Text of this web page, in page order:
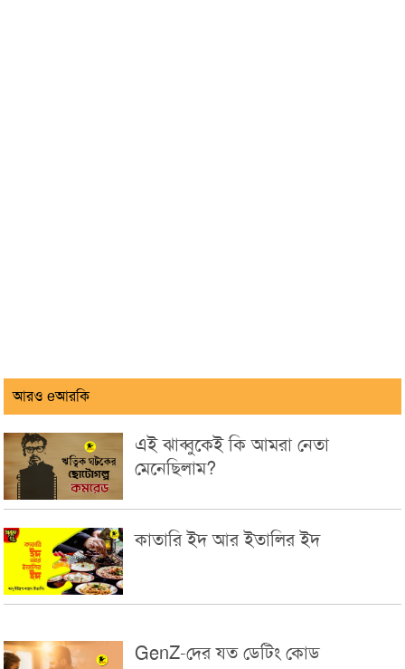
আরও eআরকি
এই ঝাব্বুকেই কি আমরা নেতা
মেনেছিলাম?
কাতারি ইদ আর ইতালির ইদ
GenZ-দের যত ডেটিং কোড